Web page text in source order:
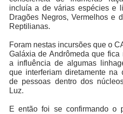
incluía a de várias espécies e
Dragões Negros, Vermelhos e
Reptilianas.
Foram nestas incursões que o
Galáxia de Andrômeda que
a influência de algumas
que interferiam diretamente na
de pessoas dentro dos
Luz.
E então foi se confirmando o